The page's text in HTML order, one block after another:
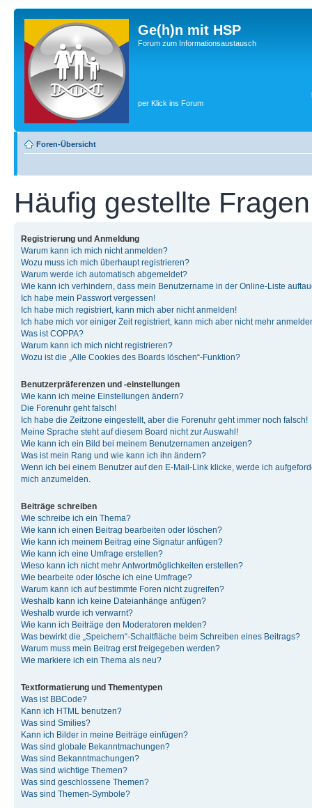
Ge(h)n mit HSP
Forum zum Informationsaustausch
per Klick ins Forum
Foren-Übersicht
Häufig gestellte Fragen
Registrierung und Anmeldung
Warum kann ich mich nicht anmelden?
Wozu muss ich mich überhaupt registrieren?
Warum werde ich automatisch abgemeldet?
Wie kann ich verhindern, dass mein Benutzername in der Online-Liste
Ich habe mein Passwort vergessen!
Ich habe mich registriert, kann mich aber nicht anmelden!
Ich habe mich vor einiger Zeit registriert, kann mich aber nicht mehr
Was ist COPPA?
Warum kann ich mich nicht registrieren?
Wozu ist die „Alle Cookies des Boards löschen“-Funktion?
Benutzerpräferenzen und -einstellungen
Wie kann ich meine Einstellungen ändern?
Die Forenuhr geht falsch!
Ich habe die Zeitzone eingestellt, aber die Forenuhr geht immer noch falsch!
Meine Sprache steht auf diesem Board nicht zur Auswahl!
Wie kann ich ein Bild bei meinem Benutzernamen anzeigen?
Was ist mein Rang und wie kann ich ihn ändern?
Wenn ich bei einem Benutzer auf den E-Mail-Link klicke, werde ich
mich anzumelden.
Beiträge schreiben
Wie schreibe ich ein Thema?
Wie kann ich einen Beitrag bearbeiten oder löschen?
Wie kann ich meinem Beitrag eine Signatur anfügen?
Wie kann ich eine Umfrage erstellen?
Wieso kann ich nicht mehr Antwortmöglichkeiten erstellen?
Wie bearbeite oder lösche ich eine Umfrage?
Warum kann ich auf bestimmte Foren nicht zugreifen?
Weshalb kann ich keine Dateianhänge anfügen?
Weshalb wurde ich verwarnt?
Wie kann ich Beiträge den Moderatoren melden?
Was bewirkt die „Speichern“-Schaltfläche beim Schreiben eines Beitrags?
Warum muss mein Beitrag erst freigegeben werden?
Wie markiere ich ein Thema als neu?
Textformatierung und Thementypen
Was ist BBCode?
Kann ich HTML benutzen?
Was sind Smilies?
Kann ich Bilder in meine Beiträge einfügen?
Was sind globale Bekanntmachungen?
Was sind Bekanntmachungen?
Was sind wichtige Themen?
Was sind geschlossene Themen?
Was sind Themen-Symbole?